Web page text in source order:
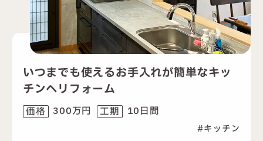
いつまでも使えるお手入れが簡単なキッ
チンへリフォーム
価格 300万円 工期 10日間
キッチン